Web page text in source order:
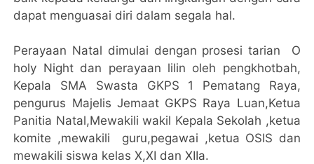
dapat menguasai diri dalam segala hal.
Perayaan Natal dimulai dengan prosesi tarian O
holy Night dan perayaan lilin oleh pengkhotbah,
Kepala SMA Swasta GKPS 1 Pematang Raya,
pengurus Majelis Jemaat GKPS Raya Luan,Ketua
Panitia Natal,Mewakili wakil Kepala Sekolah ,ketua
komite ,mewakili guru,pegawai ,ketua OSIS dan
mewakili siswa kelas X,XI dan XIIa.